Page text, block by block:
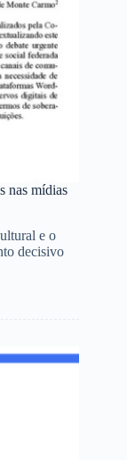
nas mídias
e o
decisivo